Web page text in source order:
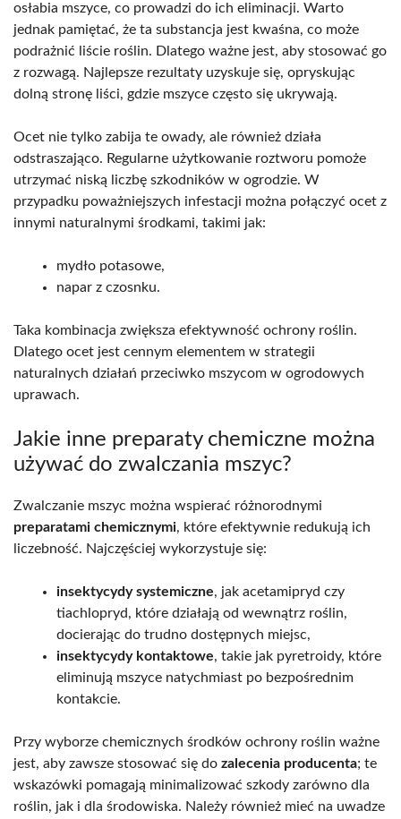
osłabia mszyce, co prowadzi do ich eliminacji. Warto
jednak pamiętać, że ta substancja jest kwaśna, co może
podrażnić liście roślin. Dlatego ważne jest, aby stosować go
z rozwagą. Najlepsze rezultaty uzyskuje się, opryskując
dolną stronę liści, gdzie mszyce często się ukrywają.
Ocet nie tylko zabija te owady, ale również działa
odstraszająco. Regularne użytkowanie roztworu pomoże
utrzymać niską liczbę szkodników w ogrodzie. W
przypadku poważniejszych infestacji można połączyć ocet z
innymi naturalnymi środkami, takimi jak:
mydło potasowe,
napar z czosnku.
Taka kombinacja zwiększa efektywność ochrony roślin.
Dlatego ocet jest cennym elementem w strategii
naturalnych działań przeciwko mszycom w ogrodowych
uprawach.
Jakie inne preparaty chemiczne można
używać do zwalczania mszyc?
Zwalczanie mszyc można wspierać różnorodnymi
preparatami chemicznymi, które efektywnie redukują ich
liczebność. Najczęściej wykorzystuje się:
insektycydy systemiczne, jak acetamipryd czy
tiachlopryd, które działają od wewnątrz roślin,
docierając do trudno dostępnych miejsc,
insektycydy kontaktowe, takie jak pyretroidy, które
eliminują mszyce natychmiast po bezpośrednim
kontakcie.
Przy wyborze chemicznych środków ochrony roślin ważne
jest, aby zawsze stosować się do zalecenia producenta; te
wskazówki pomagają minimalizować szkody zarówno dla
roślin, jak i dla środowiska. Należy również mieć na uwadze